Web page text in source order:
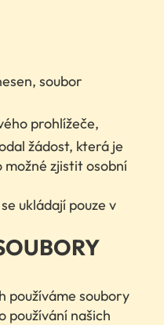
soubor
prohlížeče,
žádost, která je
možné zjistit osobní
ukládají pouze v
používáme soubory
používání našich